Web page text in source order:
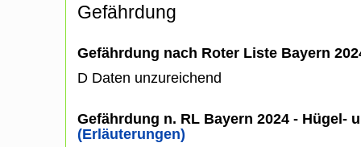
Gefährdung
Gefährdung nach Roter Liste Bayern
D Daten unzureichend
Gefährdung n. RL Bayern 2024 - Hügel-
(Erläuterungen)